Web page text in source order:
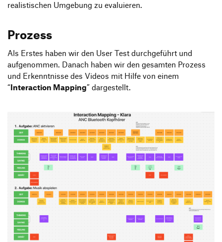
realistischen Umgebung zu evaluieren.
Prozess
Als Erstes haben wir den User Test durchgeführt und
aufgenommen. Danach haben wir den gesamten Prozess
und Erkenntnisse des Videos mit Hilfe von einem
“Interaction Mapping” dargestellt.